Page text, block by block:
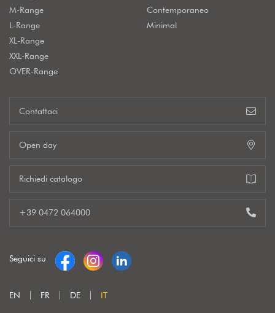
M-Range
L-Range
XL-Range
XXL-Range
OVER-Range
Contemporaneo
Minimal
Contattaci
Open day
Richiedi catalogo
+39 0472 064000
Seguici su
EN FR DE IT